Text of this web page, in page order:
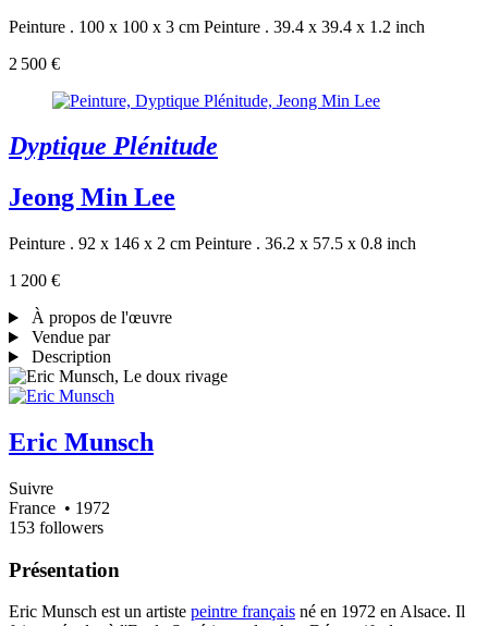
Peinture . 100 x 100 x 3 cm Peinture . 39.4 x 39.4 x 1.2 inch
2 500 €
Dyptique Plénitude
Jeong Min Lee
Peinture . 92 x 146 x 2 cm Peinture . 36.2 x 57.5 x 0.8 inch
1 200 €
À propos de l'œuvre
Vendue par
Description
Eric Munsch
Suivre
France • 1972
153 followers
Présentation
Eric Munsch est un artiste peintre français né en 1972 en Alsace. Il